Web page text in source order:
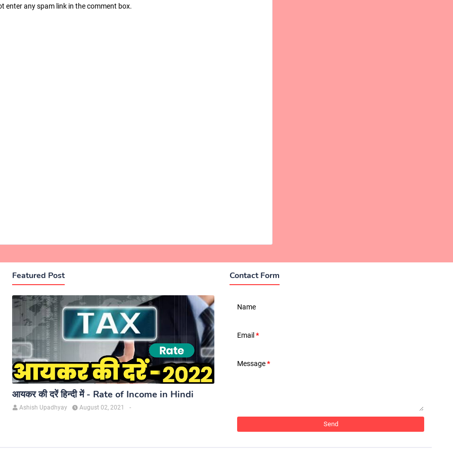
enter any spam link in the comment box.
Featured Post
आयकर की दरें हिन्दी में - Rate of Income in Hindi
Ashish Upadhyay -
August 02, 2021
Contact Form
Name
Email *
Message*